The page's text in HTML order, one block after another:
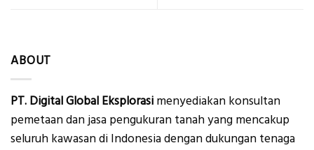
ABOUT
PT. Digital Global Eksplorasi menyediakan konsultan
pemetaan dan jasa pengukuran tanah yang mencakup
seluruh kawasan di Indonesia dengan dukungan tenaga